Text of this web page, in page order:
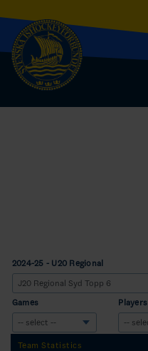
2024-25 - U20 Regional
Games Players
Team Statistics